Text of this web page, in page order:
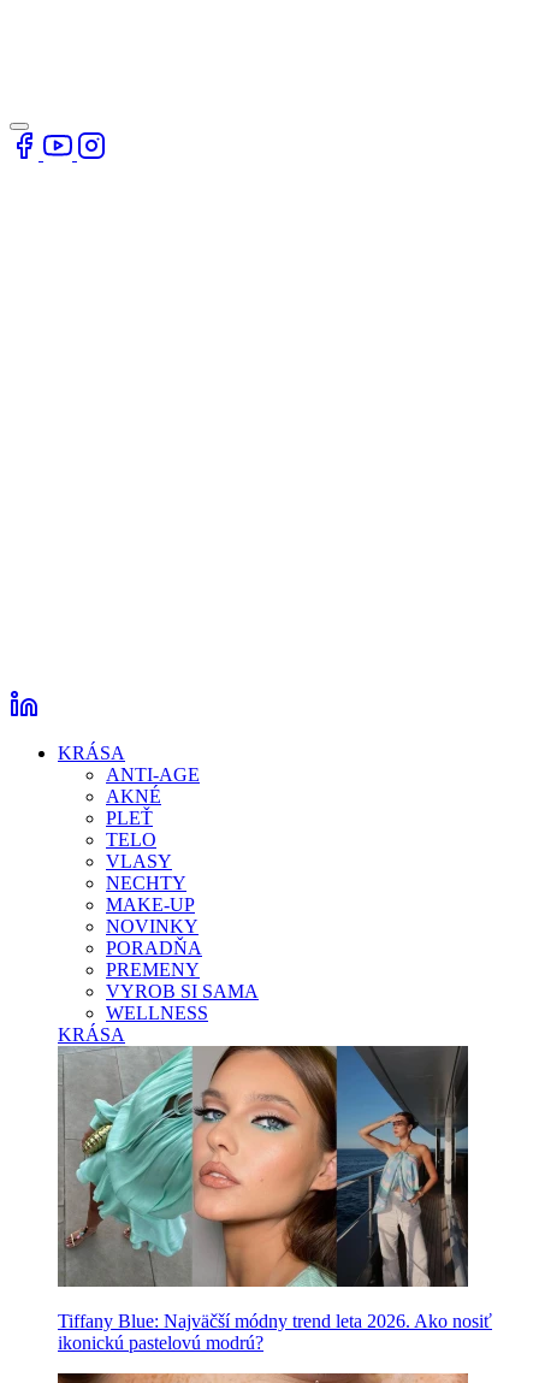
KRÁSA
ANTI-AGE
AKNÉ
PLEŤ
TELO
VLASY
NECHTY
MAKE-UP
NOVINKY
PORADŇA
PREMENY
VYROB SI SAMA
WELLNESS
KRÁSA
Tiffany Blue: Najväčší módny trend leta 2026. Ako nosiť
ikonickú pastelovú modrú?